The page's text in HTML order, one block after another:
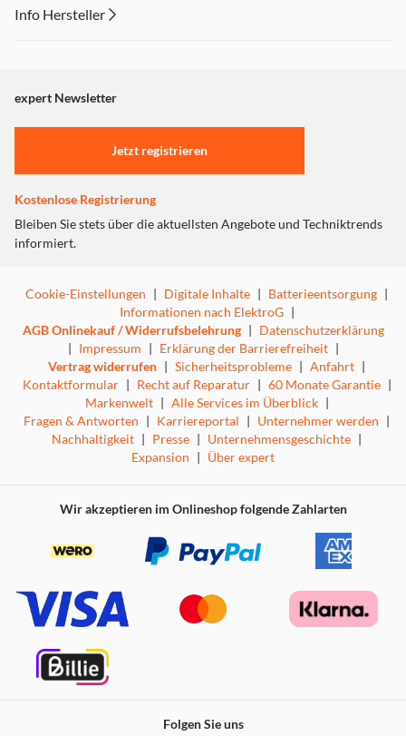
Info Hersteller
"Marketing".
Einstellungen anpassen
expert Newsletter
Jetzt registrieren
Kostenlose Registrierung
Bleiben Sie stets über die aktuellsten Angebote und Techniktrends
informiert.
Cookie-Einstellungen | Digitale Inhalte | Batterieentsorgung |
Informationen nach ElektroG |
AGB Onlinekauf / Widerrufsbelehrung | Datenschutzerklärung
| Impressum | Erklärung der Barrierefreiheit |
Vertrag widerrufen | Sicherheitsprobleme | Anfahrt |
Kontaktformular | Recht auf Reparatur | 60 Monate Garantie |
Markenwelt | Alle Services im Überblick |
Fragen & Antworten | Karriereportal | Unternehmer werden |
Nachhaltigkeit | Presse | Unternehmensgeschichte |
Expansion | Über expert
Wir akzeptieren im Onlineshop folgende Zahlarten
Folgen Sie uns